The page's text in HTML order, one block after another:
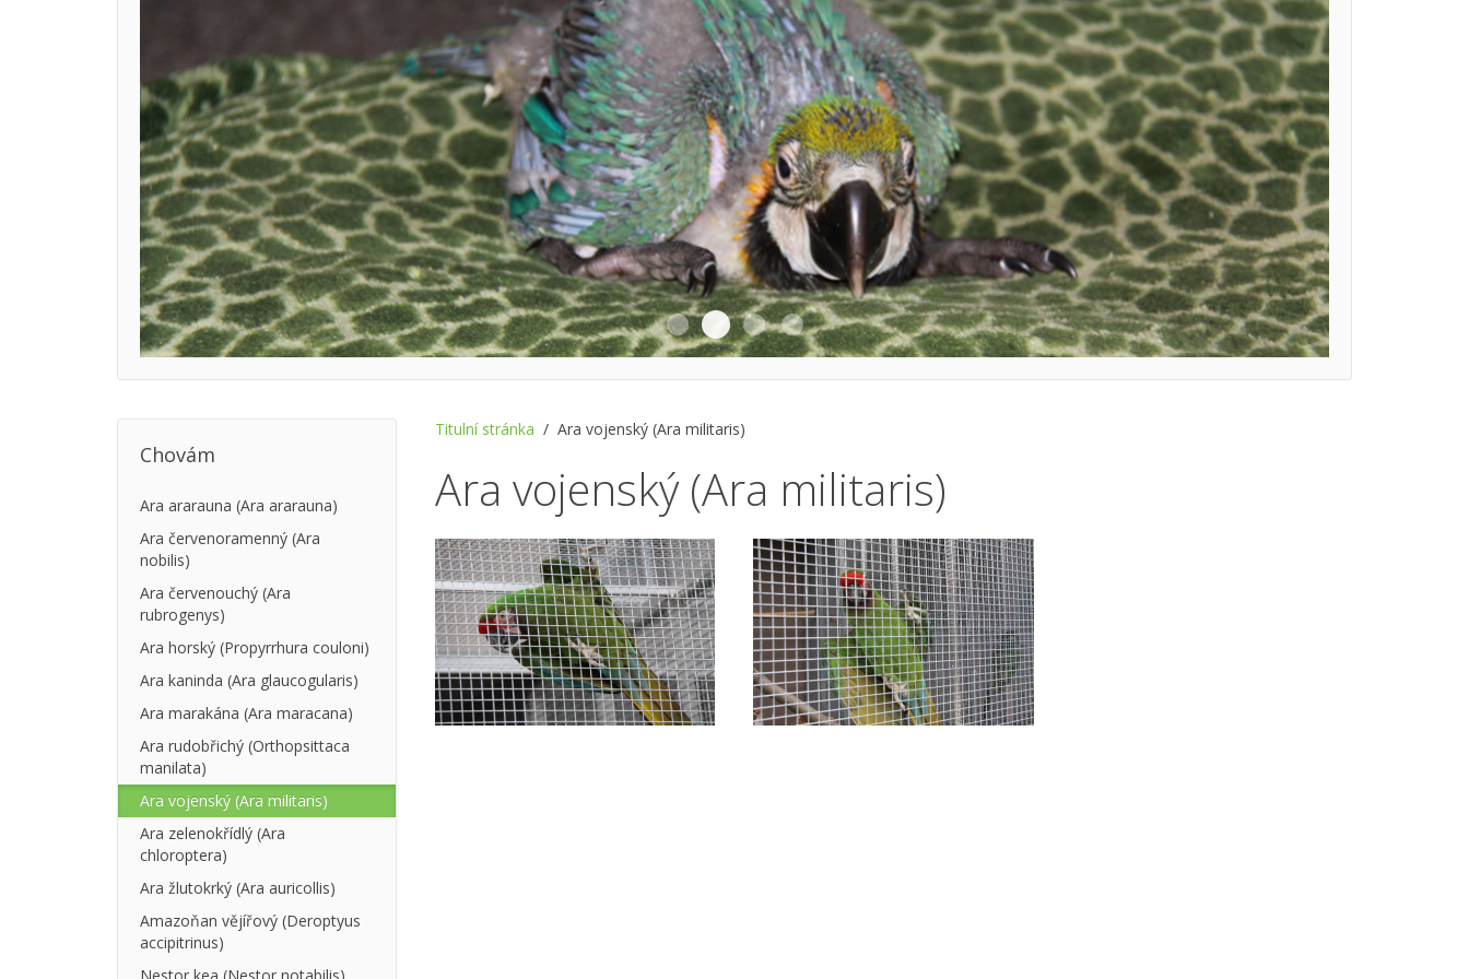
Slide 01Slide 02
Slide 03Slide 04
Titulní stránka Ara vojenský (Ara militaris)
Ara vojenský (Ara militaris)
Chovám
Ara ararauna (Ara ararauna)
Ara červenoramenný (Ara
nobilis)
Ara červenouchý (Ara
rubrogenys)
Ara horský (Propyrrhura couloni)
Ara kaninda (Ara glaucogularis)
Ara marakána (Ara maracana)
Ara rudobřichý (Orthopsittaca
manilata)
Ara vojenský (Ara militaris)
Ara zelenokřídlý (Ara
chloroptera)
Ara žlutokrký (Ara auricollis)
Amazoňan vějířový (Deroptyus
accipitrinus)